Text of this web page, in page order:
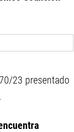
23 presentado